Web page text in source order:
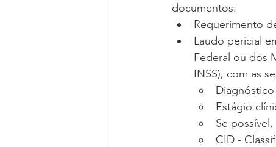
documentos:
Requerimento
Laudo pericial
Federal ou dos
INSS), com as
Estágio
Se
CID -